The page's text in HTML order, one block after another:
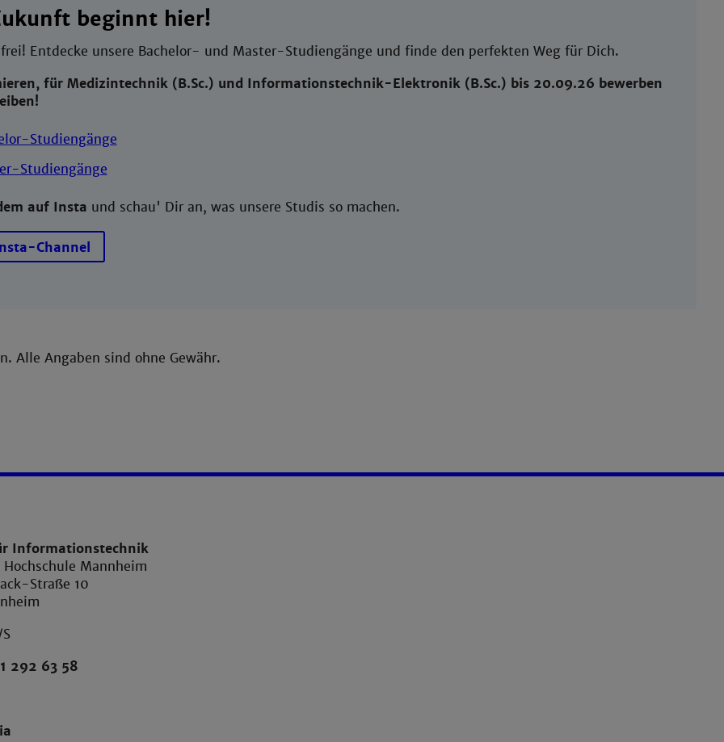
beginnt hier!
Entdecke unsere Bachelor- und Master-Studiengänge und finde den perfekten Weg für Dich.
für Medizintechnik (B.Sc.) und Informationstechnik-Elektronik (B.Sc.) bis 20.09.26 bewerben
Studiengänge
Studiengänge
auf Insta und schau' Dir an, was unsere Studis so machen.
Channel
Alle Angaben sind ohne Gewähr.
Informationstechnik
Hochschule Mannheim
Straße 10
292 63 58